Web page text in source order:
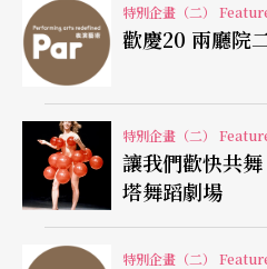
操弄的手法，開啟了空前的
該劇音樂作為口香糖廣告背
公司紅極一時（註3）。除
外，《不合作主義》以及
對甘地和十四世紀埃及法
速寫，並稱為「歌劇三部
期，格拉斯根據法國導演
特別企畫（二）
歡慶20 兩廳院
特別企畫（二）
讓我們歡快共
塔舞蹈劇場
特別企畫（二）